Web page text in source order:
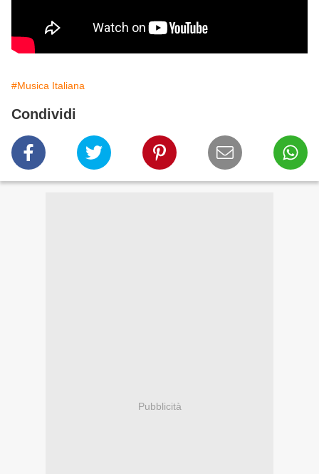
#Musica Italiana
Condividi
Pubblicità